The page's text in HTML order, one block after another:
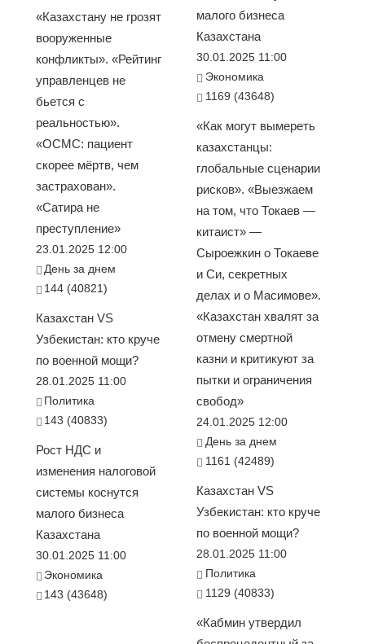
«Казахстану не грозят
вооруженные
конфликты». «Рейтинг
управленцев не
бьется с
реальностью».
«ОСМС: пациент
скорее мёртв, чем
застрахован».
«Сатира не
преступление»
23.01.2025 12:00
День за днем
144 (40821)
Казахстан VS
Узбекистан: кто круче
по военной мощи?
28.01.2025 11:00
Политика
143 (40833)
Рост НДС и
изменения налоговой
системы коснутся
малого бизнеса
Казахстана
30.01.2025 11:00
Экономика
143 (43648)
малого бизнеса
Казахстана
30.01.2025 11:00
Экономика
1169 (43648)
«Как могут вымереть
казахстанцы:
глобальные сценарии
рисков». «Выезжаем
на том, что Токаев —
китаист» —
Сыроежкин о Токаеве
и Си, секретных
делах и о Масимове».
«Казахстан хвалят за
отмену смертной
казни и критикуют за
пытки и ограничения
свобод»
24.01.2025 12:00
День за днем
1161 (42489)
Казахстан VS
Узбекистан: кто круче
по военной мощи?
28.01.2025 11:00
Политика
1129 (40833)
«Кабмин утвердил